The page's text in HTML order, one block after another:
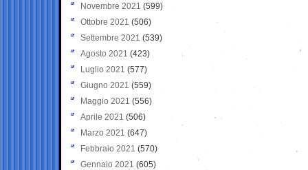
Novembre 2021 (599)
Ottobre 2021 (506)
Settembre 2021 (539)
Agosto 2021 (423)
Luglio 2021 (577)
Giugno 2021(559)
Maggio 2021 (556)
Aprile 2021 (506)
Marzo 2021 (647)
Febbraio 2021 (570)
Gennaio 2021 (605)